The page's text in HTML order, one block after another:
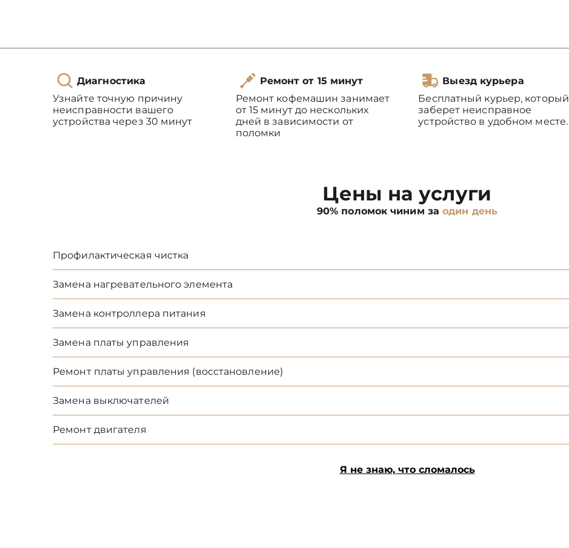
Диагностика
Узнайте точную причину
неисправности вашего
устройства через 30 минут
Ремонт от 15 минут
Ремонт кофемашин занимает
от 15 минут до нескольких
дней в зависимости от
поломки
Выезд курьера
Бесплатный курьер, который
заберет неисправное
устройство в удобном месте.
Цены на услуги
90% поломок чиним заодин день
Профилактическая чистка
Замена нагревательного элемента
Замена контроллера питания
Замена платы управления
Ремонт платы управления (восстановление)
Замена выключателей
Ремонт двигателя
Я не знаю, что сломалось